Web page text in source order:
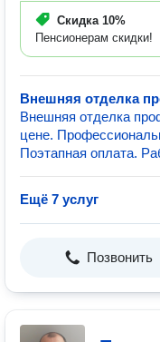
Скидка 10%
Пенсионерам скидки!
Внешняя отделка
Внешняя отделка
цене.
Поэтапная оплата.
Ещё 7 услуг
Позвонить